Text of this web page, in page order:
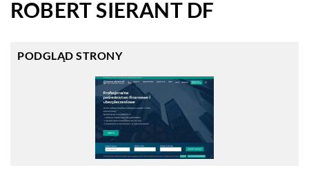
ROBERT SIERANT DF
PODGLĄD STRONY